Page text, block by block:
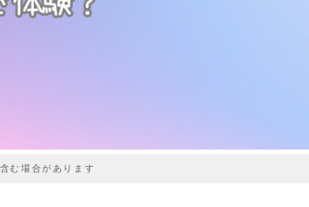
む場合があります